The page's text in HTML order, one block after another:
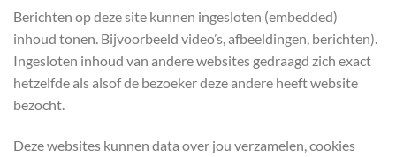
Berichten op deze site kunnen ingesloten (embedded)
inhoud tonen. Bijvoorbeeld video’s, afbeeldingen, berichten).
Ingesloten inhoud van andere websites gedraagd zich exact
hetzelfde als alsof de bezoeker deze andere heeft website
bezocht.
Deze websites kunnen data over jou verzamelen, cookies